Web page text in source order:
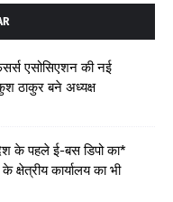
एसोसिएशन की नई
ठाकुर बने अध्यक्ष
के पहले ई-बस डिपो का*
क्षेत्रीय कार्यालय का भी